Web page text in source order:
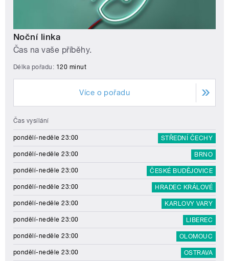
Noční linka
Čas na vaše příběhy.
Délka pořadu: 120 minut
Více o pořadu
Čas vysílání
pondělí-neděle 23:00 STŘEDNÍ ČECHY
pondělí-neděle 23:00 BRNO
pondělí-neděle 23:00 ČESKÉ BUDĚJOVICE
pondělí-neděle 23:00 HRADEC KRÁLOVÉ
pondělí-neděle 23:00 KARLOVY VARY
pondělí-neděle 23:00 LIBEREC
pondělí-neděle 23:00 OLOMOUC
pondělí-neděle 23:00 OSTRAVA